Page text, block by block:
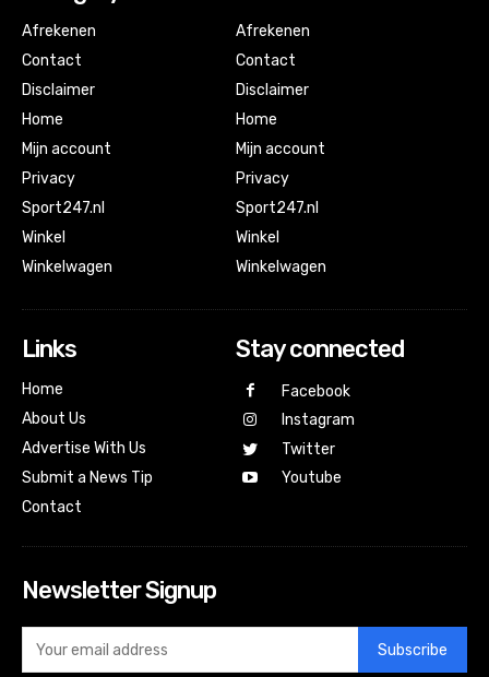
Afrekenen
Contact
Disclaimer
Home
Mijn account
Privacy
Sport247.nl
Winkel
Winkelwagen
Afrekenen
Contact
Disclaimer
Home
Mijn account
Privacy
Sport247.nl
Winkel
Winkelwagen
Links
Home
About Us
Advertise With Us
Submit a News Tip
Contact
Stay connected
Facebook
Instagram
Twitter
Youtube
Newsletter Signup
Subscribe